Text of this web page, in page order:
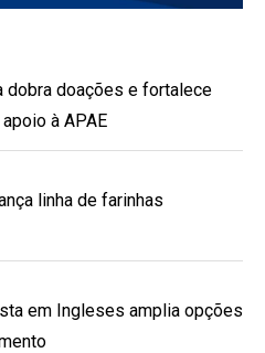
dobra doações e fortalece
à APAE
linha de farinhas
em Ingleses amplia opções